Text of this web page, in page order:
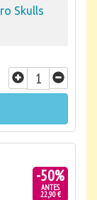
Skulls
-50%
ANTES
22,90 €